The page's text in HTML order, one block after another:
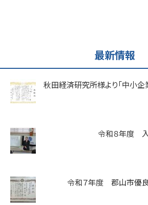
最新情報
令和８年度
令和７年度 郡山市優